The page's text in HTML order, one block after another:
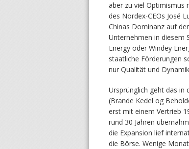
aber zu viel Optimismus
des Nordex-CEOs José
Chinas Dominanz auf
Unternehmen in diesem
Energy oder Windey
staatliche Förderungen
nur Qualität und
Ursprünglich geht das in
(Brande Kedel og
erst mit einem Vertrieb
rund 30 Jahren
die Expansion lief
die Börse. Wenige